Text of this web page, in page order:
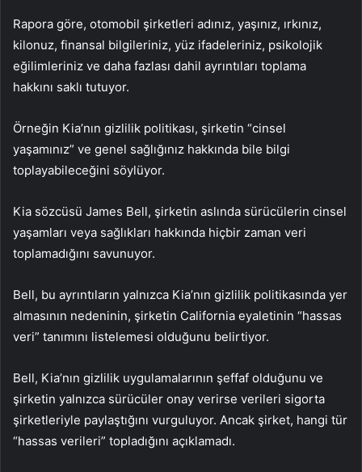
Rapora göre, otomobil şirketleri adınız, yaşınız, ırkınız,
kilonuz, finansal bilgileriniz, yüz ifadeleriniz, psikolojik
eğilimleriniz ve daha fazlası dahil ayrıntıları toplama
hakkını saklı tutuyor.
Örneğin Kia’nın gizlilik politikası, şirketin “cinsel
yaşamınız” ve genel sağlığınız hakkında bile bilgi
toplayabileceğini söylüyor.
Kia sözcüsü James Bell, şirketin aslında sürücülerin cinsel
yaşamları veya sağlıkları hakkında hiçbir zaman veri
toplamadığını savunuyor.
Bell, bu ayrıntıların yalnızca Kia’nın gizlilik politikasında yer
almasının nedeninin, şirketin California eyaletinin “hassas
veri” tanımını listelemesi olduğunu belirtiyor.
Bell, Kia’nın gizlilik uygulamalarının şeffaf olduğunu ve
şirketin yalnızca sürücüler onay verirse verileri sigorta
şirketleriyle paylaştığını vurguluyor. Ancak şirket, hangi tür
“hassas verileri” topladığını açıklamadı.